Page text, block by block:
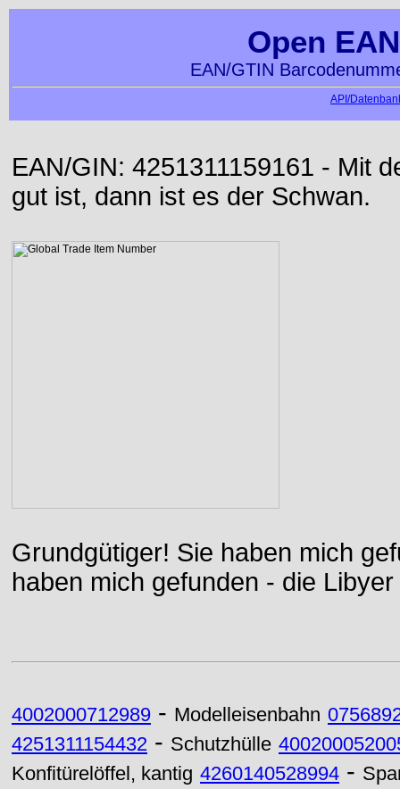
Open
EAN/GTIN
API/
EAN/GIN: 4251311159161 - Mit
gut ist, dann ist es der Schwan.
Grundgütiger! Sie haben mich
haben mich gefunden - die
4002000712989 - Modelleisenbahn
4251311154432 - Schutzhülle
Konfitürelöffel, kantig 4260140528994 -